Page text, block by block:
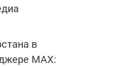
в
MАХ: